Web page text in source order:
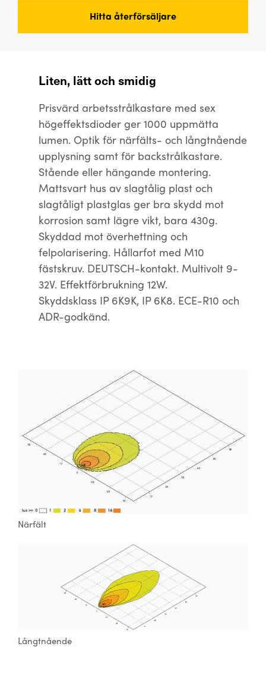
Hitta återförsäljare
Liten, lätt och smidig
Prisvärd arbetsstrålkastare med sex
högeffektsdioder ger 1000 uppmätta
lumen. Optik för närfälts- och långtnående
upplysning samt för backstrålkastare.
Stående eller hängande montering.
Mattsvart hus av slagtålig plast och
slagtåligt plastglas ger bra skydd mot
korrosion samt lägre vikt, bara 430g.
Skyddad mot överhettning och
felpolarisering. Hållarfot med M10
fästskruv. DEUTSCH-kontakt. Multivolt 9-
32V. Effektförbrukning 12W.
Skyddsklass IP 6K9K, IP 6K8. ECE-R10 och
ADR-godkänd.
Närfält
Långtnående